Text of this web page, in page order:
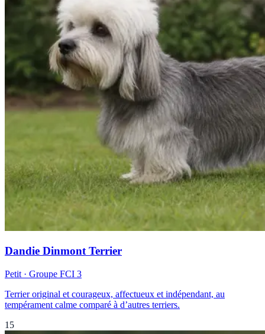
Dandie Dinmont Terrier
Petit · Groupe FCI 3
Terrier original et courageux, affectueux et indépendant, au
tempérament calme comparé à d’autres terriers.
15